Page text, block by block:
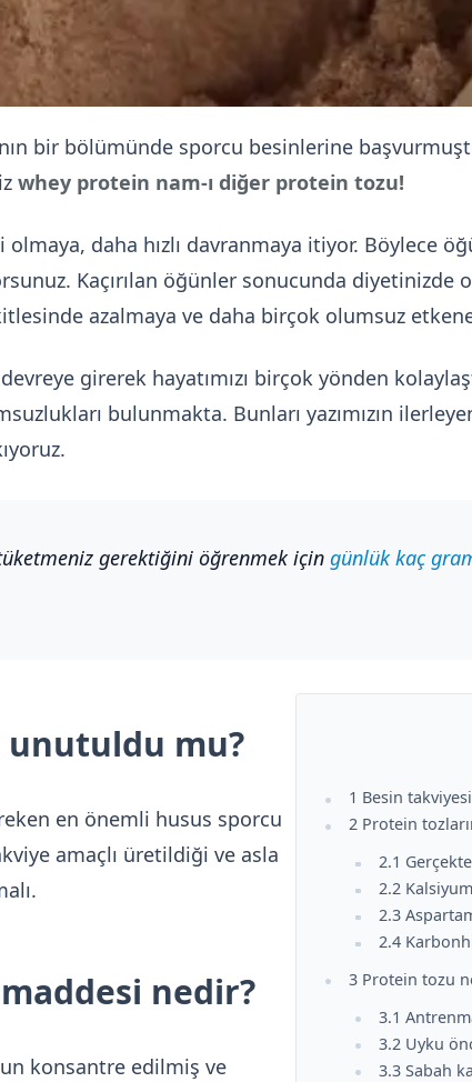
bir bölümünde sporcu besinlerine
whey protein nam-ı diğer protein tozu!
daha hızlı davranmaya itiyor. Böylece
Kaçırılan öğünler sonucunda diyetinizde
azalmaya ve daha birçok olumsuz
girerek hayatımızı birçok yönden
bulunmakta. Bunları yazımızın ilerleyen
gerektiğini öğrenmek için günlük kaç
1 Besin
2 Protein
2.1
2.2 Kalsiyum
2.3
2.4
3 Protein tozu
3.1
3.2 Uyku
3.3 Sabah
mu?
en önemli husus sporcu
amaçlı üretildiği ve asla
nedir?
konsantre edilmiş ve